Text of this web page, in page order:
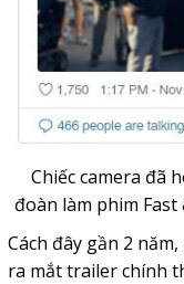
Chiếc camera đã
đoàn làm phim
Cách đây gần 2 năm,
ra mắt trailer chính